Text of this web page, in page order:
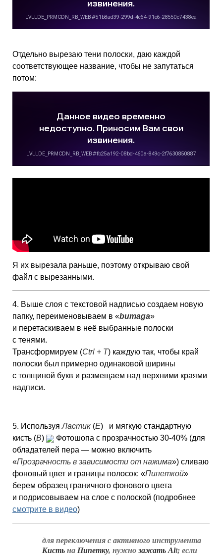
Отдельно вырезаю тени полоски, даю каждой
соответствующее название, чтобы не запутаться
потом:
Я их вырезала раньше, поэтому открываю свой
файл с вырезанными.
4. Выше слоя с текстовой надписью создаем новую
папку, переименовываем в «bumaga»
и перетаскиваем в неё выбранные полоски
с тенями.
Трансформируем (Ctrl + T) каждую так, чтобы край
полоски был примерно одинаковой ширины
с толщиной букв и размещаем над верхними краями
надписи.
5. ИспользуяЛастик (E)
и мягкую стандартную
кисть (B)
Фотошопа с прозрачностью 30-40% (для
обладателей пера — можно включить
«Прозрачность в зависимости от нажима») сливаю
фоновый цвет и границы полосок: «Пипеткой»
берем образец граничного фонового цвета
и подрисовываем на слое с полоской (подробнее
смотрите в видео)
для переключения с активного инструмента
Кисть на Пипетку, нужно зажать Alt; если